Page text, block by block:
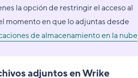
la opción de restringir el acceso al
momento en que lo adjuntas desde
de almacenamiento en la nube
adjuntos en Wrike